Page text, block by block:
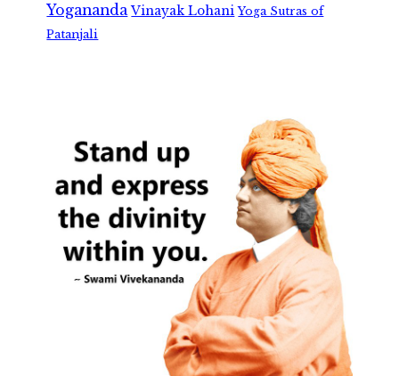
Yogananda Vinayak Lohani Yoga Sutras of
Patanjali